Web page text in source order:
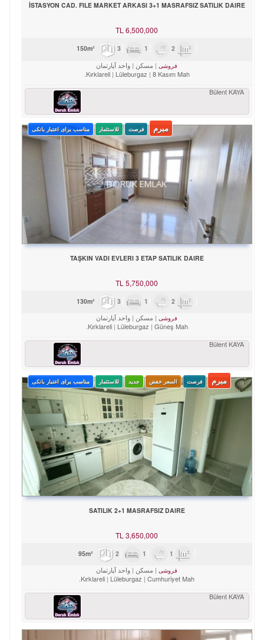
İSTASYON CAD. FILE MARKET ARKASI 3+1 MASRAFSIZ SATILIK DAIRE
TL6,500,000
3 1 2
فروشی مسکن
واحد آپارتمان
Kırklareli
Lüleburgaz
8 Kasım Mah.
Bülent KAYA
مبرم فرصت للاستثمار مناسب برای اعتبار بانکی
TAŞKIN VADI EVLERI 3 ETAP SATILIK DAIRE
TL 5,750,000
3 1 2
فروشی مسکن
واحد آپارتمان
Kırklareli
Lüleburgaz
Güneş Mah.
Bülent KAYA
مبرم فرصت السعر خفض جدید للاستثمار مناسب برای اعتبار بانکی
SATILIK 2+1 MASRAFSIZ DAIRE
TL 3,650,000
2 1 1
فروشی مسکن
واحد آپارتمان
Kırklareli
Lüleburgaz
Cumhuriyet Mah.
Bülent KAYA